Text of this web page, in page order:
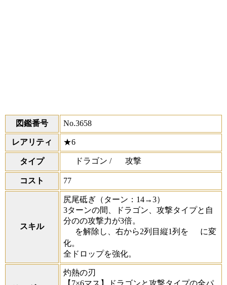
図鑑番号 No.3658
レアリティ ★6
タイプ ドラゴン / 攻撃
コスト 77
スキル
尻尾砥ぎ （ターン：14→3）
3ターンの間、ドラゴン、攻撃タイプと自
分のの攻撃力が3倍。
を解除し、右から2列目縦1列を
に変
化。
全ドロップを強化。
灼熱の刃